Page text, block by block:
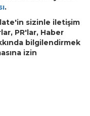
.
sizinle iletişim
PR'lar, Haber
bilgilendirmek
izin